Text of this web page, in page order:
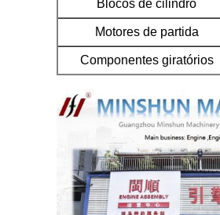
Blocos de cilindro
Motores de partida
Componentes giratórios